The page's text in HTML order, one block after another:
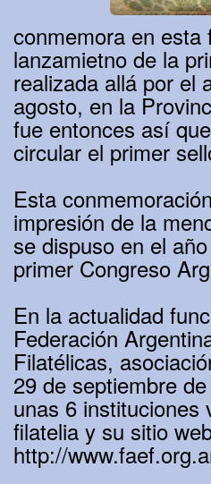
conmemora en esta
lanzamietno de la
realizada allá por el
agosto, en la
fue entonces así
circular el primer
Esta
impresión de la
se dispuso en el
primer Congreso
En la actualidad
Federación
Filatélicas,
29 de septiembre
unas 6 instituciones
filatelia y su sitio
http://